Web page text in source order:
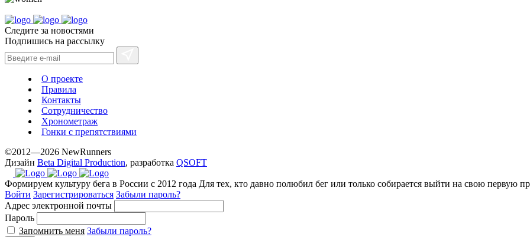
Следите за новостями
Подпишись на рассылку
О проекте
Правила
Контакты
Сотрудничество
Хронометраж
Гонки с препятствиями
©2012—2026 NewRunners
Дизайн Beta Digital Production, разработка QSOFT
Формируем культуру бега в России с 2012 года Для тех, кто давно полюбил бег или только собирается выйти на свою первую
Войти Зарегистрироваться Забыли пароль?
Адрес электронной почты
Пароль
Запомнить меня Забыли пароль?